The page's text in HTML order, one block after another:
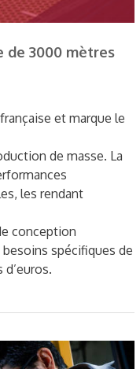
de 3000 mètres
et marque le
de masse. La
les rendant
conception
spécifiques de